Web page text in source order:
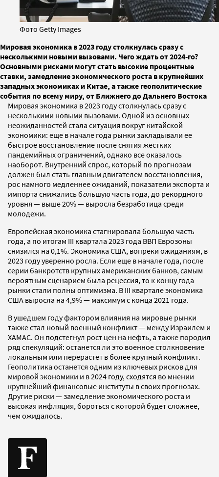
Фото Getty Images
Мировая экономика в 2023 году столкнулась сразу с
несколькими новыми вызовами. Чего ждать от 2024-го?
Основными рисками могут стать высокие процентные
ставки, замедление экономического роста в крупнейших
западных экономиках и Китае, а также геополитические
события по всему миру, от Ближнего до Дальнего Востока
Мировая экономика в 2023 году столкнулась сразу с
несколькими новыми вызовами. Одной из основных
неожиданностей стала ситуация вокруг китайской
экономики: еще в начале года рынки закладывали ее
быстрое восстановление после снятия жестких
пандемийных ограничений, однако все оказалось
наоборот. Внутренний спрос, который по прогнозам
должен был стать главным двигателем восстановления,
рос намного медленнее ожиданий, показатели экспорта и
импорта снижались большую часть года, до рекордного
уровня — выше 20% — выросла безработица среди
молодежи.
Европейская экономика стагнировала большую часть
года, а по итогам III квартала 2023 года ВВП Еврозоны
снизился на 0,1%. Экономика США, вопреки ожиданиям, в
2023 году уверенно росла. Если еще в начале года, после
серии банкротств крупных американских банков, самым
вероятным сценарием была рецессия, то к концу года
рынки стали полны оптимизма. В III квартале экономика
США выросла на 4,9% — максимум с конца 2021 года.
В ушедшем году фактором влияния на мировые рынки
также стал новый военный конфликт — между Израилем и
ХАМАС. Он подстегнул рост цен на нефть, а также породил
ряд спекуляций: останется ли это военное столкновение
локальным или перерастет в более крупный конфликт.
Геополитика останется одним из ключевых рисков для
мировой экономики и в 2024 году, сходятся во мнении
крупнейший финансовые институты в своих прогнозах.
Другие риски — замедление экономического роста и
высокая инфляция, бороться с которой будет сложнее,
чем ожидалось.